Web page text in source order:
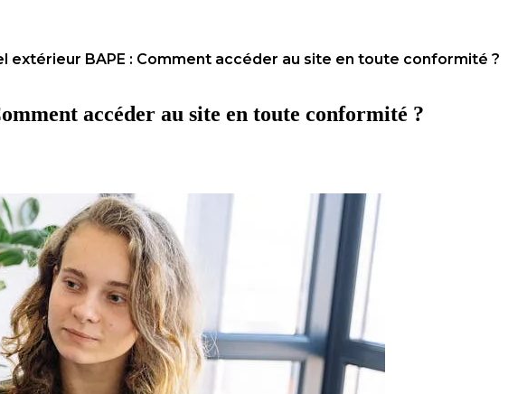
extérieur BAPE : Comment accéder au site en toute conformité ?
accéder au site en toute conformité ?